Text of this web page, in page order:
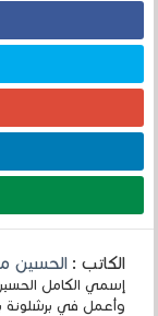
الكاتب :الحسين
وأعمل في برشلونة